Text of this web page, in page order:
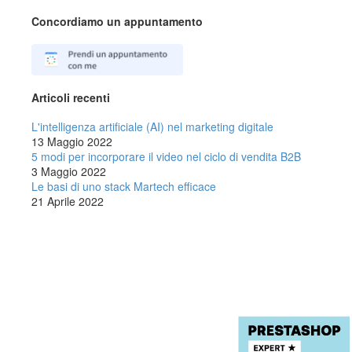
Concordiamo un appuntamento
Articoli recenti
L'intelligenza artificiale (AI) nel marketing digitale
13 Maggio 2022
5 modi per incorporare il video nel ciclo di vendita B2B
3 Maggio 2022
Le basi di uno stack Martech efficace
21 Aprile 2022